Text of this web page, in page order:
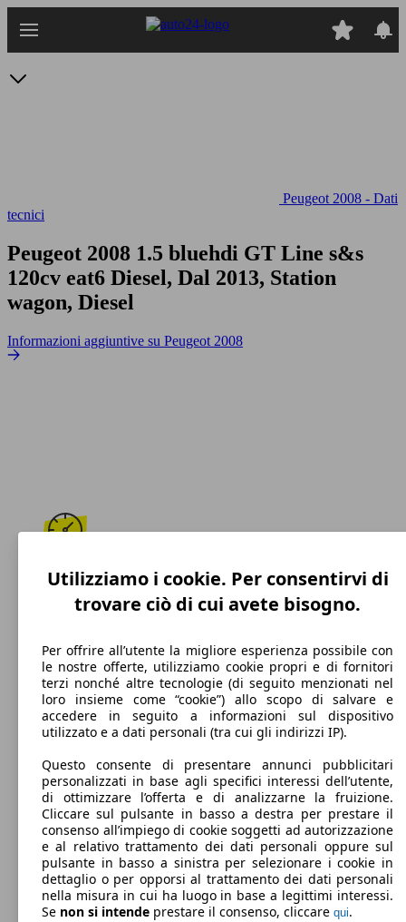
Peugeot 2008 - Dati
tecnici
Peugeot 2008 1.5 bluehdi GT Line s&s
120cv eat6 Diesel, Dal 2013, Station
wagon, Diesel
Informazioni aggiuntive su Peugeot 2008
193 km/h
Velocità massima
Diesel
Carburante
106 g/km
Emissioni di CO2 (combinato)*
Utilizziamo i cookie. Per consentirvi di
trovare ciò di cui avete bisogno.
Per offrire all’utente la migliore esperienza possibile con
le nostre offerte, utilizziamo cookie propri e di fornitori
terzi nonché altre tecnologie (di seguito menzionati nel
loro insieme come “cookie”) allo scopo di salvare e
accedere in seguito a informazioni sul dispositivo
utilizzato e a dati personali (tra cui gli indirizzi IP).
Questo consente di presentare annunci pubblicitari
personalizzati in base agli specifici interessi dell’utente,
di ottimizzare l’offerta e di analizzarne la fruizione.
Cliccare sul pulsante in basso a destra per prestare il
consenso all’impiego di cookie soggetti ad autorizzazione
e al relativo trattamento dei dati personali oppure sul
pulsante in basso a sinistra per selezionare i cookie in
dettaglio o per opporsi al trattamento dei dati personali
nella misura in cui ha luogo in base a legittimi interessi.
Se non si intende prestare il consenso, cliccare qui.